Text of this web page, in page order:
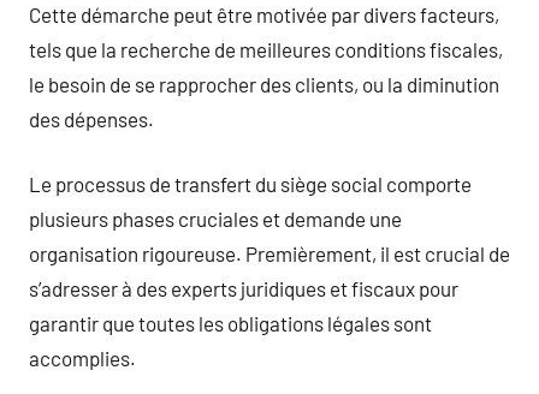
Cette démarche peut être motivée par divers facteurs,
tels que la recherche de meilleures conditions fiscales,
le besoin de se rapprocher des clients, ou la diminution
des dépenses.
Le processus de transfert du siège social comporte
plusieurs phases cruciales et demande une
organisation rigoureuse. Premièrement, il est crucial de
s’adresser à des experts juridiques et fiscaux pour
garantir que toutes les obligations légales sont
accomplies.